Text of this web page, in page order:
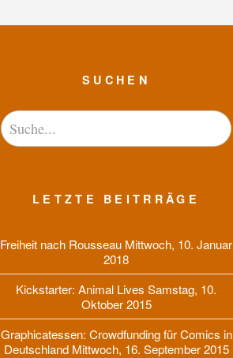
SUCHEN
LETZTE BEITRRÄGE
Freiheit nach Rousseau Mittwoch, 10. Januar
2018
Kickstarter: Animal Lives Samstag, 10.
Oktober 2015
Graphicatessen: Crowdfunding für Comics in
Deutschland Mittwoch, 16. September 2015